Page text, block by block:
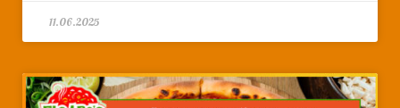
11.06.2025